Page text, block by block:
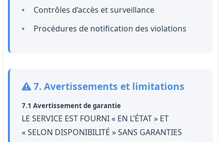
Contrôles d’accès et surveillance
Procédures de notification des violations
7. Avertissements et limitations
7.1 Avertissement de garantie
LE SERVICE EST FOURNI « EN L’ÉTAT » ET
« SELON DISPONIBILITÉ » SANS GARANTIES